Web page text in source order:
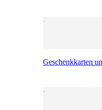
Geschenkkarten